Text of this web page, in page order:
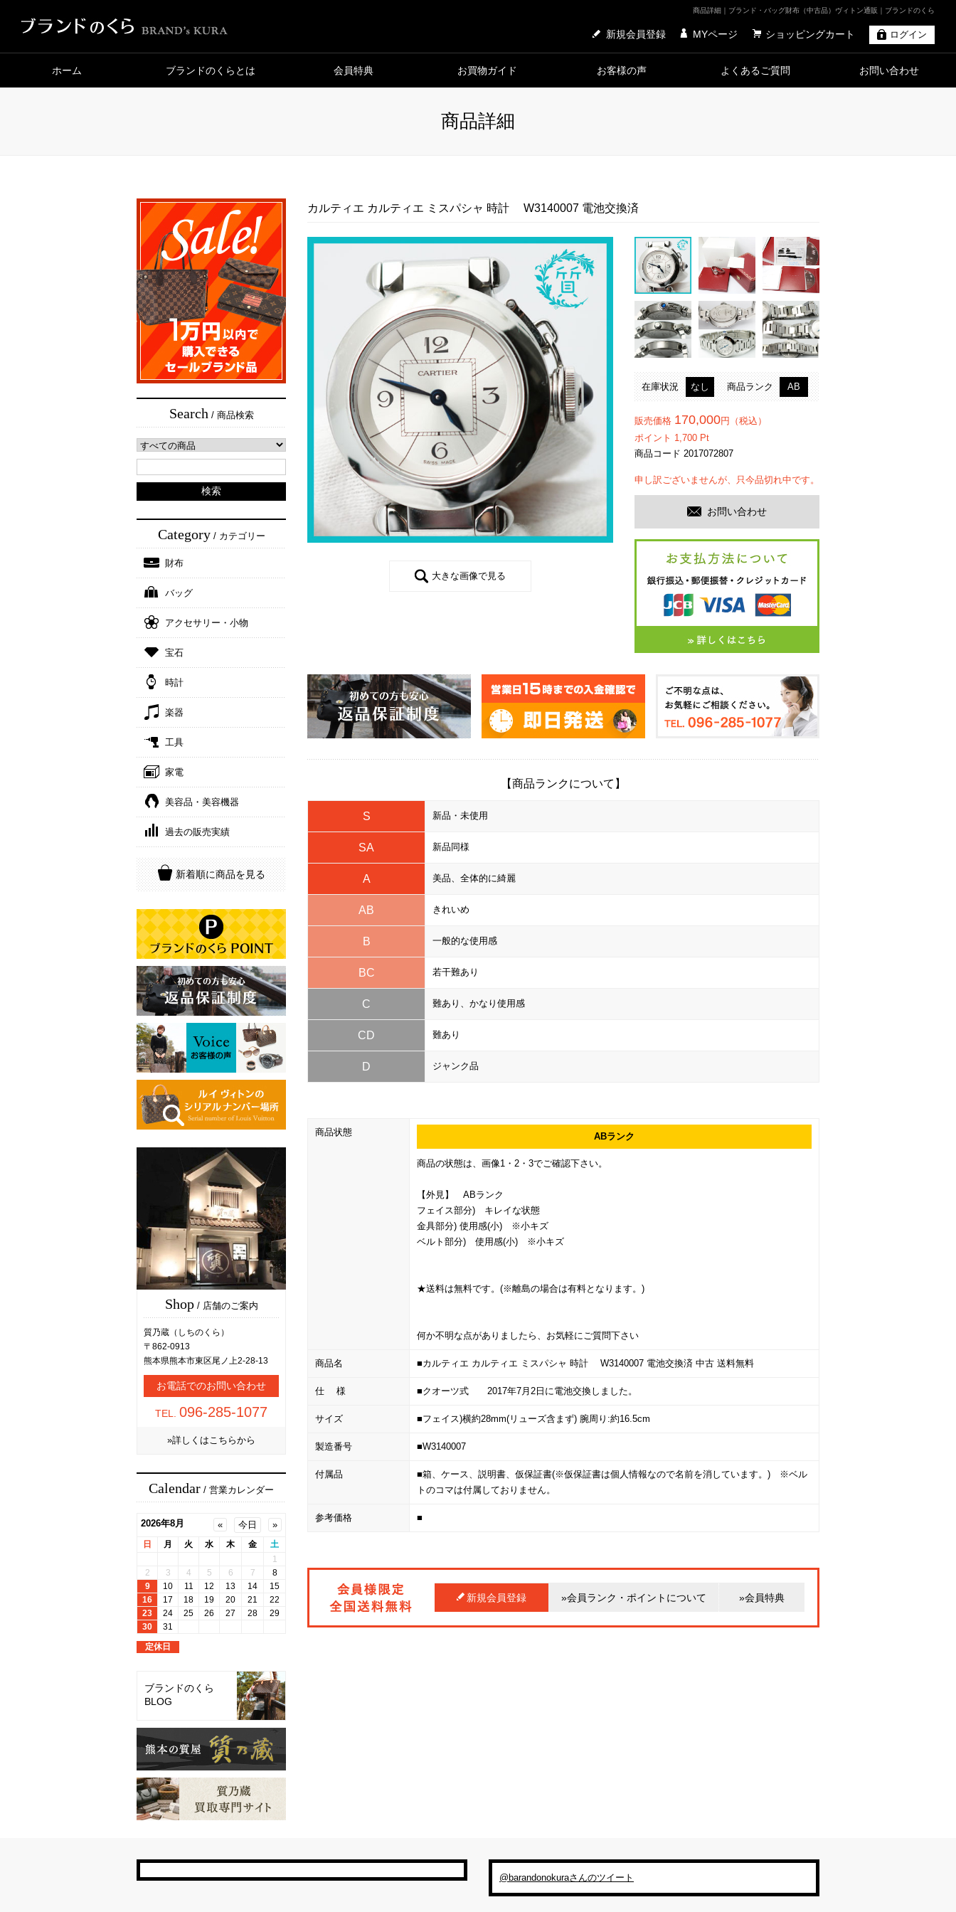
商品詳細｜ブランド・バッグ財布（中古品）ヴィトン通販｜ブランドのくら
新規会員登録 MYページ ショッピングカート ログイン
ホーム ブランドのくらとは 会員特典 お買物ガイド お客様の声 よくあるご質問 お問い合わせ
商品詳細
Search/ 商品検索
Category/ カテゴリー
財布
バッグ
アクセサリー・小物
宝石
時計
楽器
工具
家電
美容品・美容機器
過去の販売実績
新着順に商品を見る
Shop/ 店舗のご案内
質乃蔵（しちのくら）
〒862-0913
熊本県熊本市東区尾ノ上2-28-13
お電話でのお問い合わせ
TEL. 096-285-1077
»詳しくはこちらから
Calendar / 営業カレンダー
ブランドのくら
BLOG
カルティエ カルティエ ミスパシャ 時計 W3140007 電池交換済
大きな画像で見る
在庫状況 なし 商品ランク AB
販売価格 170,000円（税込）
ポイント 1,700 Pt
商品コード 2017072807
申し訳ございませんが、只今品切れ中です。
お問い合わせ
【商品ランクについて】
S 新品・未使用
SA 新品同様
A 美品、全体的に綺麗
AB きれいめ
B 一般的な使用感
BC 若干難あり
C 難あり、かなり使用感
CD 難あり
D ジャンク品
商品状態 ABランク
商品の状態は、画像1・2・3でご確認下さい。
【外見】 ABランク
フェイス部分) キレイな状態
金具部分) 使用感(小) ※小キズ
ベルト部分) 使用感(小) ※小キズ
★送料は無料です。(※離島の場合は有料となります。)
何か不明な点がありましたら、お気軽にご質問下さい
商品名 ■カルティエ カルティエ ミスパシャ 時計 W3140007 電池交換済 中古 送料無料
仕 様 ■クオーツ式 2017年7月2日に電池交換しました。
サイズ ■フェイス)横約28mm(リューズ含まず) 腕周り:約16.5cm
製造番号 ■W3140007
付属品
■箱、ケース、説明書、仮保証書(※仮保証書は個人情報なので名前を消しています。) ※ベル
トのコマは付属しておりません。
参考価格 ■
新規会員登録 »会員ランク・ポイントについて »会員特典
@barandonokuraさんのツイート